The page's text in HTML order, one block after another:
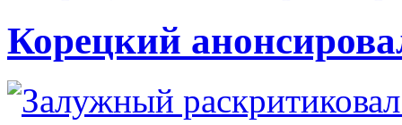
Корецкий